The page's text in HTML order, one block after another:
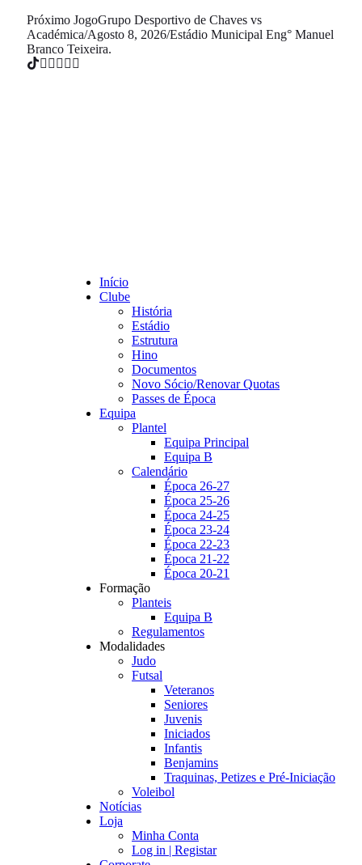
Próximo JogoGrupo Desportivo de Chaves vs
Académica/Agosto 8, 2026/Estádio Municipal Eng° Manuel
Branco Teixeira.
Início
Clube
História
Estádio
Estrutura
Hino
Documentos
Novo Sócio/Renovar Quotas
Passes de Época
Equipa
Plantel
Equipa Principal
Equipa B
Calendário
Época 26-27
Época 25-26
Época 24-25
Época 23-24
Época 22-23
Época 21-22
Época 20-21
Formação
Planteis
Equipa B
Regulamentos
Modalidades
Judo
Futsal
Veteranos
Seniores
Juvenis
Iniciados
Infantis
Benjamins
Traquinas, Petizes e Pré-Iniciação
Voleibol
Notícias
Loja
Minha Conta
Log in | Registar